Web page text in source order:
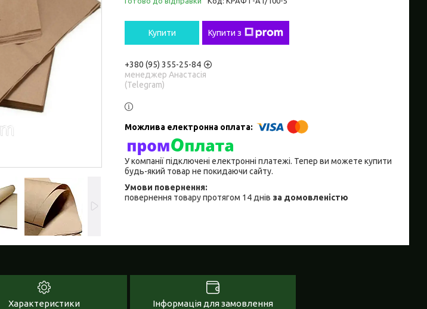
Купити Купити з
+380 (95) 355-25-84
менеджер Анастасія
(Telegram)
У компанії підключені електронні платежі. Тепер ви можете купити
будь-який товар не покидаючи сайту.
повернення товару протягом 14 днів за домовленістю
Характеристики Інформація для замовлення